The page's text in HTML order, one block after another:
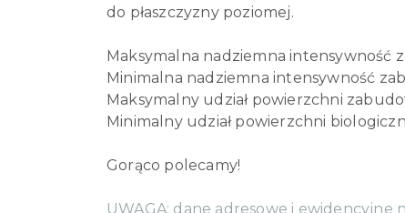
do płaszczyzny poziomej.
Maksymalna nadziemna intensywność
Minimalna nadziemna intensywność
Maksymalny udział powierzchni
Minimalny udział powierzchni
Gorąco polecamy!
UWAGA: dane adresowe i